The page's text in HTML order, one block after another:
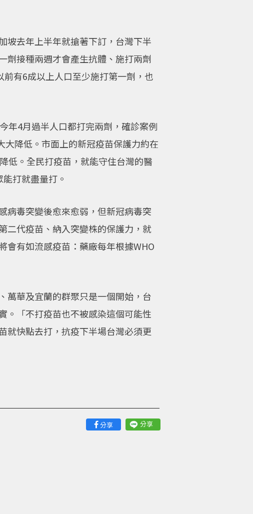
坡去年上半年就搶著下訂，台灣下半
劑接種兩週才會產生抗體、施打兩劑
有6成以上人口至少施打第一劑，也
年4月過半人口都打完兩劑，確診案例
降低。市面上的新冠疫苗保護力約在
低。全民打疫苗，就能守住台灣的醫
打就盡量打。
病毒突變後愈來愈弱，但新冠病毒突
二代疫苗、納入突變株的保護力，就
會有如流感疫苗：藥廠每年根據WHO
萬華及宜蘭的群聚只是一個開始，台
。「不打疫苗也不被感染這個可能性
就快點去打，抗疫下半場台灣必須更
分享 分享